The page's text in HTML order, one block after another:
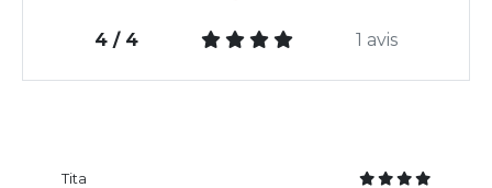
4 / 4 1 avis
Tita